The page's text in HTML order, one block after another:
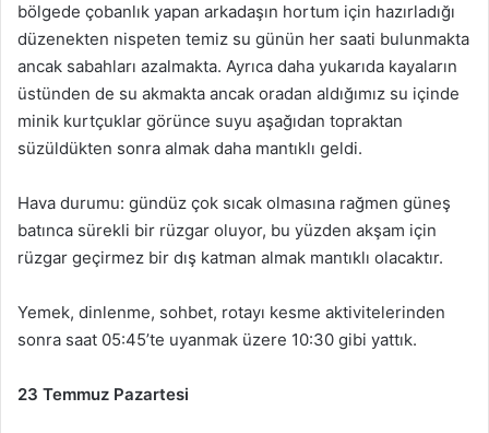
bölgede çobanlık yapan arkadaşın hortum için hazırladığı
düzenekten nispeten temiz su günün her saati bulunmakta
ancak sabahları azalmakta. Ayrıca daha yukarıda kayaların
üstünden de su akmakta ancak oradan aldığımız su içinde
minik kurtçuklar görünce suyu aşağıdan topraktan
süzüldükten sonra almak daha mantıklı geldi.
Hava durumu: gündüz çok sıcak olmasına rağmen güneş
batınca sürekli bir rüzgar oluyor, bu yüzden akşam için
rüzgar geçirmez bir dış katman almak mantıklı olacaktır.
Yemek, dinlenme, sohbet, rotayı kesme aktivitelerinden
sonra saat 05:45’te uyanmak üzere 10:30 gibi yattık.
23 Temmuz Pazartesi